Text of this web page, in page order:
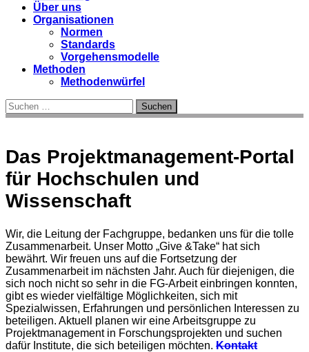
Über uns
Organisationen
Normen
Standards
Vorgehensmodelle
Methoden
Methodenwürfel
Suchen
nach:
Das Projektmanagement-Portal
für Hochschulen und
Wissenschaft
Wir, die Leitung der Fachgruppe, bedanken uns für die tolle
Zusammenarbeit. Unser Motto „Give &Take“ hat sich
bewährt. Wir freuen uns auf die Fortsetzung der
Zusammenarbeit im nächsten Jahr. Auch für diejenigen, die
sich noch nicht so sehr in die FG-Arbeit einbringen konnten,
gibt es wieder vielfältige Möglichkeiten, sich mit
Spezialwissen, Erfahrungen und persönlichen Interessen zu
beteiligen. Aktuell planen wir eine Arbeitsgruppe zu
Projektmanagement in Forschungsprojekten und suchen
dafür Institute, die sich beteiligen möchten. Kontakt